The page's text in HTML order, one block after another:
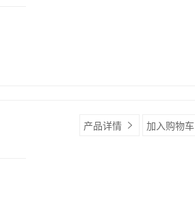
产品详情 加入购物车